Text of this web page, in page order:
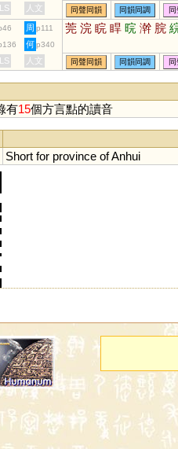
人文 同聲同韻 同韻同調
周 p111 莞 浣 睆 睅 晥 澣 脘
何 p340
人文 同聲同韻 同韻同調
有15個方言點的讀音
Short for province ofAnhui